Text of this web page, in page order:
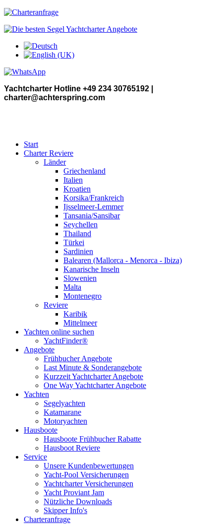
Yachtcharter Hotline +49 234 30765192 |
charter@achterspring.com
Start
Charter Reviere
Länder
Griechenland
Italien
Kroatien
Korsika/Frankreich
Ijsselmeer-Lemmer
Tansania/Sansibar
Seychellen
Thailand
Türkei
Sardinien
Balearen (Mallorca - Menorca - Ibiza)
Kanarische Inseln
Slowenien
Malta
Montenegro
Reviere
Karibik
Mittelmeer
Yachten online suchen
YachtFinder®
Angebote
Frühbucher Angebote
Last Minute & Sonderangebote
Kurzzeit Yachtcharter Angebote
One Way Yachtcharter Angebote
Yachten
Segelyachten
Katamarane
Motoryachten
Hausboote
Hausboote Frühbucher Rabatte
Hausboot Reviere
Service
Unsere Kundenbewertungen
Yacht-Pool Versicherungen
Yachtcharter Versicherungen
Yacht Proviant Jam
Nützliche Downloads
Skipper Info's
Charteranfrage